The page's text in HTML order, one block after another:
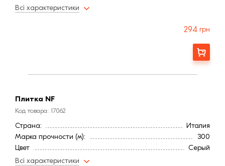
Длина, мм:
16
100
Италия
Марка прочности (м):
Фактура
Всі характеристики
294 грн
Заказать
Плитка NF
Код товара: 17062
Страна:
Италия
Марка прочности (м):
300
Цвет
Серый
Фактура
Всі характеристики